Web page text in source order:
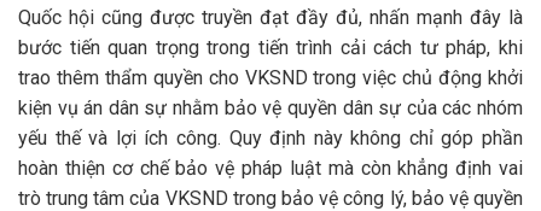
Quốc hội cũng được truyền đạt đầy đủ, nhấn mạnh đây là
bước tiến quan trọng trong tiến trình cải cách tư pháp, khi
trao thêm thẩm quyền cho VKSND trong việc chủ động khởi
kiện vụ án dân sự nhằm bảo vệ quyền dân sự của các nhóm
yếu thế và lợi ích công. Quy định này không chỉ góp phần
hoàn thiện cơ chế bảo vệ pháp luật mà còn khẳng định vai
trò trung tâm của VKSND trong bảo vệ công lý, bảo vệ quyền